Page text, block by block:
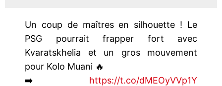
Un coup de maîtres en silhouette ! Le
PSG pourrait frapper fort avec
Kvaratskhelia et un gros mouvement
pour Kolo Muani 🔥
➡️ https://t.co/dMEOyVVp1Y